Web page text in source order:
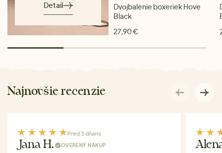
Detail
Dvojbalenie boxeriek Hove
Black
27,90 €
Najnovšie recenzie
Pred 3 dňami
Jana H. OVERENÝ NÁKUP